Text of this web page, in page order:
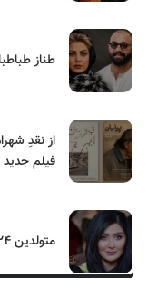
طناز
از نقدِ
فیلم جدید
متولدین ۲۴ اسفند سینما ، تئاتر و موسیقی؛ مریم معصومی